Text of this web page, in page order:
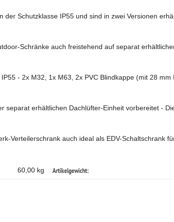
Schutzklasse IP55 und sind in zwei Versionen
Schränke auch freistehend auf separat
- 2x M32, 1x M63, 2x PVC Blindkappe (mit 28
separat erhältlichen Dachlüfter-Einheit vorbereitet -
Verteilerschrank auch ideal als EDV-Schaltschrank
60,00 kg Artikelgewicht: